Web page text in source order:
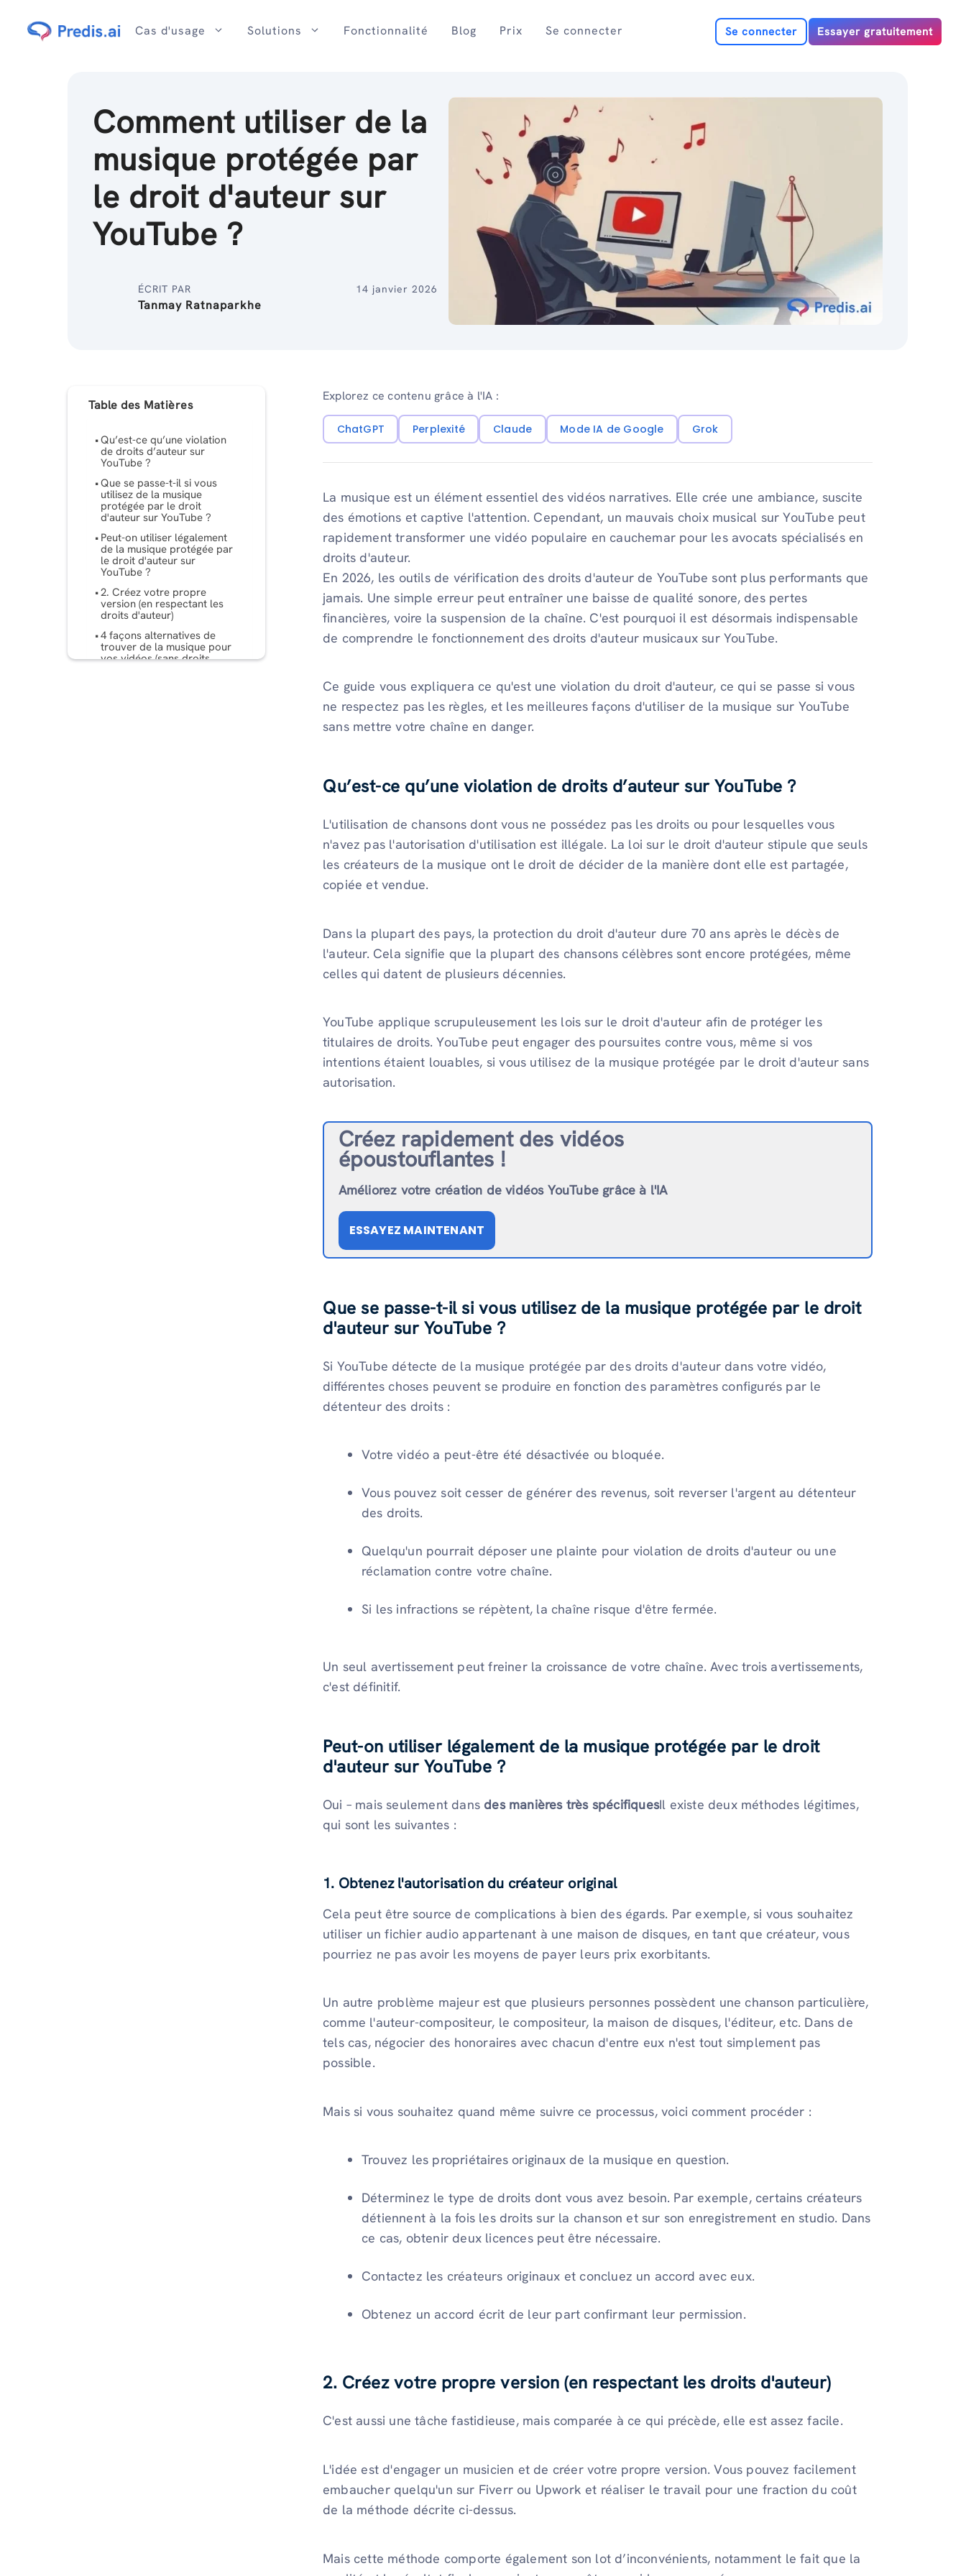
contenu
Cas d'usage Solutions Fonctionnalité Blog Prix Se connecter Se connecter Essayer gratuitement
Comment utiliser de la
musique protégée par
le droit d'auteur sur
YouTube ?
ÉCRIT PAR
Tanmay Ratnaparkhe
14 janvier 2026
Table des Matières
Qu’est-ce qu’une violation
de droits d’auteur sur
YouTube ?
Que se passe-t-il si vous
utilisez de la musique
protégée par le droit
d'auteur sur YouTube ?
Peut-on utiliser légalement
de la musique protégée par
le droit d'auteur sur
YouTube ?
2. Créez votre propre
version (en respectant les
droits d'auteur)
4 façons alternatives de
trouver de la musique pour
vos vidéos (sans droits
Explorez ce contenu grâce à l'IA :
ChatGPT Perplexité Claude Mode IA de Google Grok
La musique est un élément essentiel des vidéos narratives. Elle crée une ambiance, suscite
des émotions et captive l'attention. Cependant, un mauvais choix musical sur YouTube peut
rapidement transformer une vidéo populaire en cauchemar pour les avocats spécialisés en
droits d'auteur.
En 2026, les outils de vérification des droits d'auteur de YouTube sont plus performants que
jamais. Une simple erreur peut entraîner une baisse de qualité sonore, des pertes
financières, voire la suspension de la chaîne. C'est pourquoi il est désormais indispensable
de comprendre le fonctionnement des droits d'auteur musicaux sur YouTube.
Ce guide vous expliquera ce qu'est une violation du droit d'auteur, ce qui se passe si vous
ne respectez pas les règles, et les meilleures façons d'utiliser de la musique sur YouTube
sans mettre votre chaîne en danger.
Qu’est-ce qu’une violation de droits d’auteur sur YouTube ?
L'utilisation de chansons dont vous ne possédez pas les droits ou pour lesquelles vous
n'avez pas l'autorisation d'utilisation est illégale. La loi sur le droit d'auteur stipule que seuls
les créateurs de la musique ont le droit de décider de la manière dont elle est partagée,
copiée et vendue.
Dans la plupart des pays, la protection du droit d'auteur dure 70 ans après le décès de
l'auteur. Cela signifie que la plupart des chansons célèbres sont encore protégées, même
celles qui datent de plusieurs décennies.
YouTube applique scrupuleusement les lois sur le droit d'auteur afin de protéger les
titulaires de droits. YouTube peut engager des poursuites contre vous, même si vos
intentions étaient louables, si vous utilisez de la musique protégée par le droit d'auteur sans
autorisation.
Créez rapidement des vidéos
époustouflantes !
Améliorez votre création de vidéos YouTube grâce à l'IA
ESSAYEZ MAINTENANT
Que se passe-t-il si vous utilisez de la musique protégée par le droit
d'auteur sur YouTube ?
Si YouTube détecte de la musique protégée par des droits d'auteur dans votre vidéo,
différentes choses peuvent se produire en fonction des paramètres configurés par le
détenteur des droits :
Votre vidéo a peut-être été désactivée ou bloquée.
Vous pouvez soit cesser de générer des revenus, soit reverser l'argent au détenteur
des droits.
Quelqu'un pourrait déposer une plainte pour violation de droits d'auteur ou une
réclamation contre votre chaîne.
Si les infractions se répètent, la chaîne risque d'être fermée.
Un seul avertissement peut freiner la croissance de votre chaîne. Avec trois avertissements,
c'est définitif.
Peut-on utiliser légalement de la musique protégée par le droit
d'auteur sur YouTube ?
Oui – mais seulement dans des manières très spécifiquesIl existe deux méthodes légitimes,
qui sont les suivantes :
1. Obtenez l'autorisation du créateur original
Cela peut être source de complications à bien des égards. Par exemple, si vous souhaitez
utiliser un fichier audio appartenant à une maison de disques, en tant que créateur, vous
pourriez ne pas avoir les moyens de payer leurs prix exorbitants.
Un autre problème majeur est que plusieurs personnes possèdent une chanson particulière,
comme l'auteur-compositeur, le compositeur, la maison de disques, l'éditeur, etc. Dans de
tels cas, négocier des honoraires avec chacun d'entre eux n'est tout simplement pas
possible.
Mais si vous souhaitez quand même suivre ce processus, voici comment procéder :
Trouvez les propriétaires originaux de la musique en question.
Déterminez le type de droits dont vous avez besoin. Par exemple, certains créateurs
détiennent à la fois les droits sur la chanson et sur son enregistrement en studio. Dans
ce cas, obtenir deux licences peut être nécessaire.
Contactez les créateurs originaux et concluez un accord avec eux.
Obtenez un accord écrit de leur part confirmant leur permission.
2. Créez votre propre version (en respectant les droits d'auteur)
C'est aussi une tâche fastidieuse, mais comparée à ce qui précède, elle est assez facile.
L'idée est d'engager un musicien et de créer votre propre version. Vous pouvez facilement
embaucher quelqu'un sur Fiverr ou Upwork et réaliser le travail pour une fraction du coût
de la méthode décrite ci-dessus.
Mais cette méthode comporte également son lot d’inconvénients, notamment le fait que la